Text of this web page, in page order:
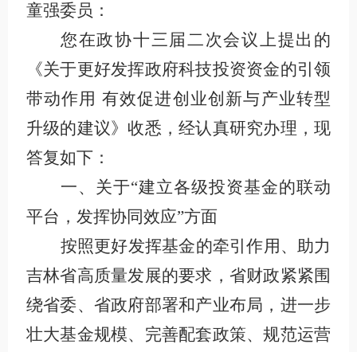
童强委员：
您在政协十三届二次会议上提出的
《关于更好发挥政府科技投资资金的引领
带动作用 有效促进创业创新与产业转型
升级的建议》收悉，经认真研究办理，现
答复如下：
一、关于“建立各级投资基金的联动
平台，发挥协同效应”方面
按照更好发挥基金的牵引作用、助力
吉林省高质量发展的要求，省财政紧紧围
绕省委、省政府部署和产业布局，进一步
壮大基金规模、完善配套政策、规范运营